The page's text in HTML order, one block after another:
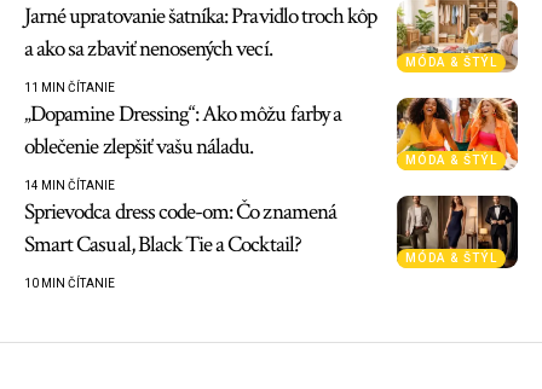
MÓDA & ŠTÝL
Jarné upratovanie šatníka: Pravidlo troch kôp
a ako sa zbaviť nenosených vecí.
11 MIN ČÍTANIE
MÓDA & ŠTÝL
„Dopamine Dressing“: Ako môžu farby a
oblečenie zlepšiť vašu náladu.
14 MIN ČÍTANIE
MÓDA & ŠTÝL
Sprievodca dress code-om: Čo znamená
Smart Casual, Black Tie a Cocktail?
10 MIN ČÍTANIE